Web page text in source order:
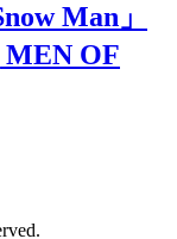
Man」
MEN OF